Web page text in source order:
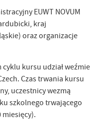
EUWT NOVUM
kraj
oraz organizacje
kursu udział weźmie
Czas trwania kursu
uczestnicy wezmą
szkolnego trwającego